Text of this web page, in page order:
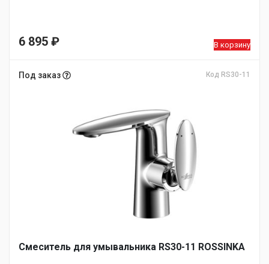
6 895 ₽ В корзину
Под заказ Код RS30-11
Смеситель для умывальника RS30-11 ROSSINKA